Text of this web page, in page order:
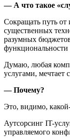
— А что такое
Cокращать путь от
существенных
разумных
функциональности
Думаю, любая
услугами, мечтает
— Почему?
Это, видимо,
Аутсорсинг IT-
управляемого